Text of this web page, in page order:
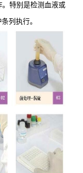
特别是检测血液或
列执行。